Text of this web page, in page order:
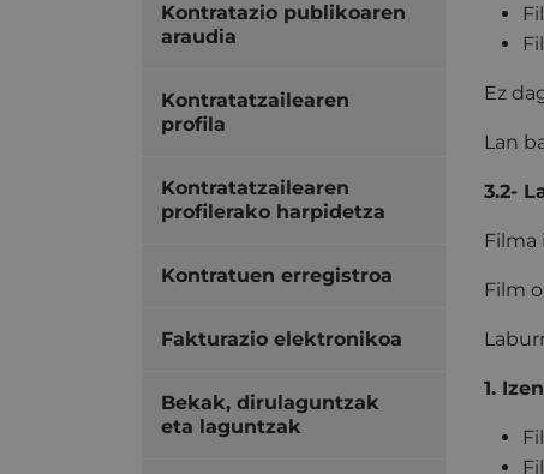
Ez
Lan
3.2-
Film
1.
Kontratazio publikoaren
araudia
Kontratatzailearen
profila
Kontratatzailearen
profilerako harpidetza
Kontratuen erregistroa
Fakturazio elektronikoa
Bekak, dirulaguntzak
eta laguntzak